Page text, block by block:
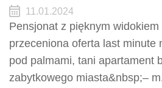
11.01.2024
Pensjonat z pięknym
przeceniona oferta last minute
pod palmami, tani apartament
zabytkowego miasta&nbsp;–